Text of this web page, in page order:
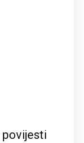
povijesti